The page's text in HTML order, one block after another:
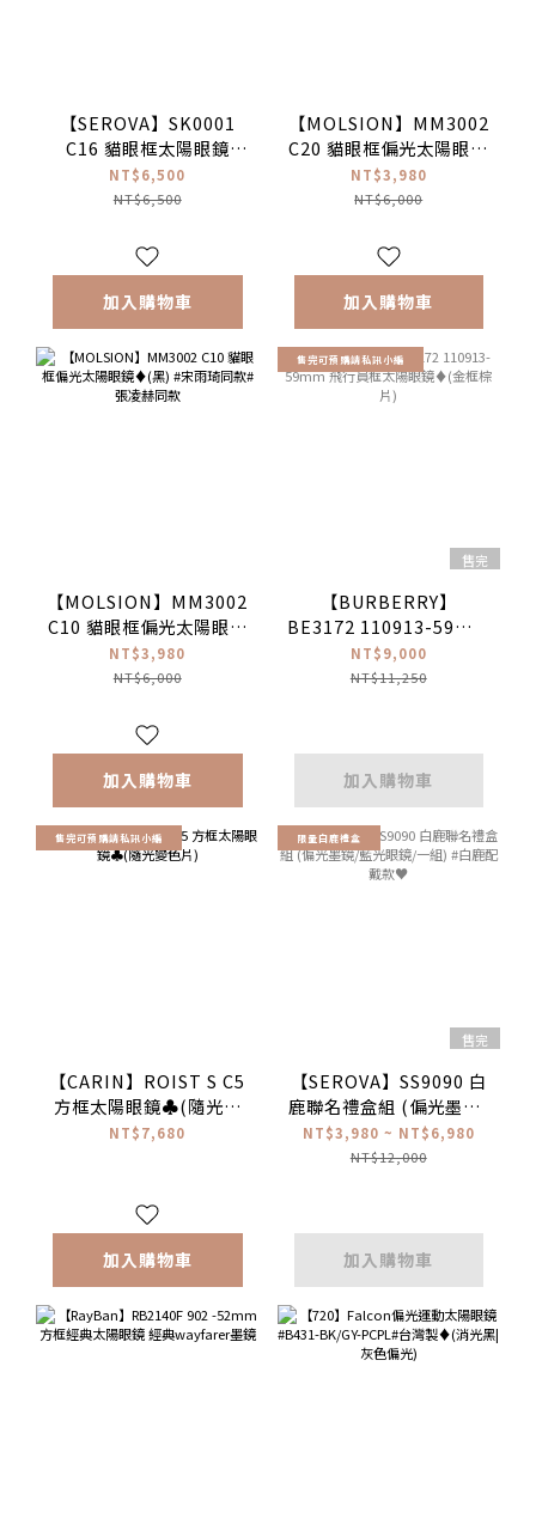
【SEROVA】SK0001
C16 貓眼框太陽眼鏡
♦(亮黑) #梓渝聯名禮盒
款
NT$6,500
NT$6,500
加入購物車
【MOLSION】MM3002
C20 貓眼框偏光太陽眼鏡
♦(琥珀) #宋雨琦同款#張
凌赫同款
NT$3,980
NT$6,000
加入購物車
【MOLSION】MM3002
C10 貓眼框偏光太陽眼鏡
♦(黑) #宋雨琦同款#張凌
赫同款
NT$3,980
NT$6,000
加入購物車
售完可預購請私訊小編
售完
【BURBERRY】
BE3172 110913-59mm
飛行員框太陽眼鏡♦(金
框棕片)
NT$9,000
NT$11,250
加入購物車
售完可預購請私訊小編
【CARIN】ROIST S C5
方框太陽眼鏡♣(隨光變
色片)
NT$7,680
加入購物車
限量白鹿禮盒
售完
【SEROVA】SS9090 白
鹿聯名禮盒組 (偏光墨鏡/
藍光眼鏡/一組) #白鹿配
戴款♥
NT$3,980 ~ NT$6,980
NT$12,000
加入購物車